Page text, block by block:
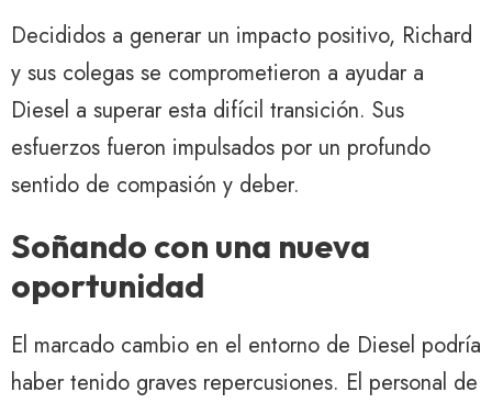
Decididos a generar un impacto positivo, Richard
y sus colegas se comprometieron a ayudar a
Diesel a superar esta difícil transición. Sus
esfuerzos fueron impulsados ​​por un profundo
sentido de compasión y deber.
Soñando con una nueva
oportunidad
El marcado cambio en el entorno de Diesel podría
haber tenido graves repercusiones. El personal de